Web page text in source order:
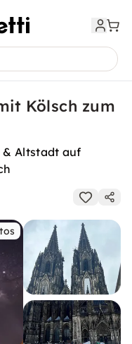
Kölsch zum
& Altstadt auf